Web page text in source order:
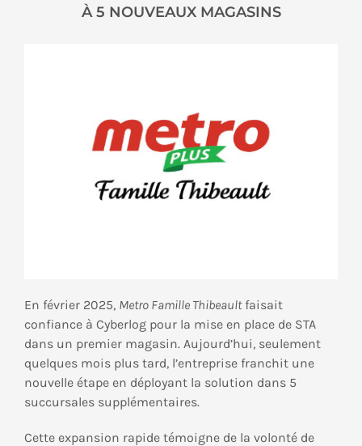
À 5 NOUVEAUX MAGASINS
En février 2025, Metro Famille Thibeaultfaisait
confiance à Cyberlog pour la mise en place de STA
dans un premier magasin. Aujourd’hui, seulement
quelques mois plus tard, l’entreprise franchit une
nouvelle étape en déployant la solution dans 5
succursales supplémentaires.
Cette expansion rapide témoigne de la volonté de